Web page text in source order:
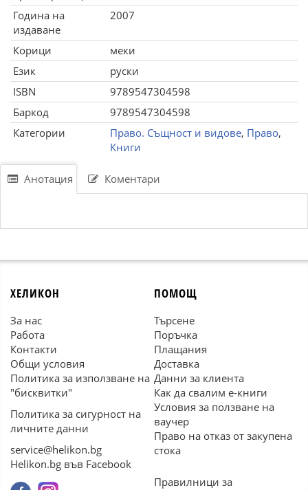
Година на
издаване
2007
Корици
меки
Език
руски
ISBN
9789547304598
Баркод
9789547304598
Категории
Право. Същност и видове, Право,
Книги
Анотация Коментари
ХЕЛИКОН
За нас
Работа
Контакти
Общи условия
Политика за използване на
"бисквитки"
Политика за сигурност на
личните данни
service@helikon.bg
Helikon.bg във Facebook
ПОМОЩ
Търсене
Поръчка
Плащания
Доставка
Данни за клиента
Как да свалим е-книги
Условия за ползване на
ваучер
Право на отказ от закупена
стока
Правилници за